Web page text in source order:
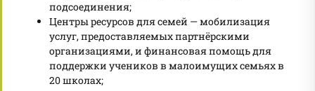
подсоединения;
Центры ресурсов для семей — мобилизация
услуг, предоставляемых партнёрскими
организациями, и финансовая помощь для
поддержки учеников в малоимущих семьях в
20 школах;